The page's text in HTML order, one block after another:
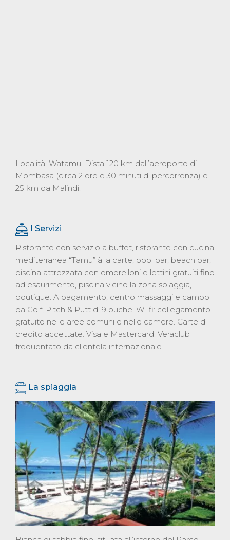
Località, Watamu. Dista 120 km dall’aeroporto di
Mombasa (circa 2 ore e 30 minuti di percorrenza) e
25 km da Malindi.
I Servizi
Ristorante con servizio a buffet, ristorante con cucina
mediterranea “Tamu” à la carte, pool bar, beach bar,
piscina attrezzata con ombrelloni e lettini gratuiti fino
ad esaurimento, piscina vicino la zona spiaggia,
boutique. A pagamento, centro massaggi e campo
da Golf, Pitch & Putt di 9 buche. Wi-fi: collegamento
gratuito nelle aree comuni e nelle camere. Carte di
credito accettate: Visa e Mastercard. Veraclub
frequentato da clientela internazionale.
La spiaggia